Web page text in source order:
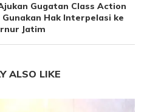
Gugatan Class Action
Gunakan Hak Interpelasi ke
Jatim
ALSO LIKE